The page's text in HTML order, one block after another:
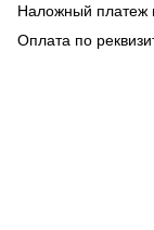
Наложный платеж
Оплата по